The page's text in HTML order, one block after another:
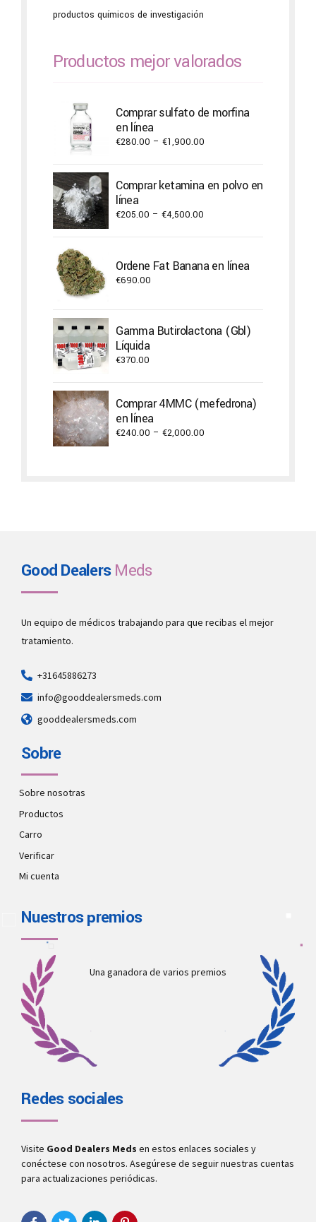
productos químicos de investigación
Productos mejor valorados
Comprar sulfato de morfina
en línea
€280.00 – €1,900.00
through
Comprar ketamina en polvo en
línea
€205.00 – €4,500.00
through
€4,500.00
Ordene Fat Banana en línea
€690.00
Gamma Butirolactona (Gbl)
Líquida
€370.00
Comprar 4MMC (mefedrona)
en línea
€240.00 – €2,000.00
Good DealersMeds
Un equipo de médicos trabajando para que recibas el mejor
tratamiento.
+31645886273
info@gooddealersmeds.com
gooddealersmeds.com
Sobre
Sobre nosotras
Productos
Carro
Verificar
Mi cuenta
Nuestros premios
Una ganadora de varios premios
Redes sociales
Visite Good Dealers Meds en estos enlaces sociales y
conéctese con nosotros. Asegúrese de seguir nuestras cuentas
para actualizaciones periódicas.